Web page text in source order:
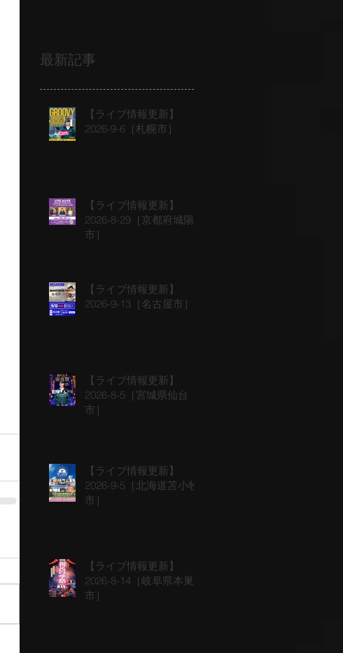
最新記事
【ライブ情報更新】
2026-9-6［札幌市］
【ライブ情報更新】
2026-8-29［京都府城陽
市］
【ライブ情報更新】
2026-9-13［名古屋市］
【ライブ情報更新】
2026-8-5［宮城県仙台
市］
【ライブ情報更新】
2026-9-5［北海道苫小牧
市］
【ライブ情報更新】
2026-8-14［岐阜県本巣
市］